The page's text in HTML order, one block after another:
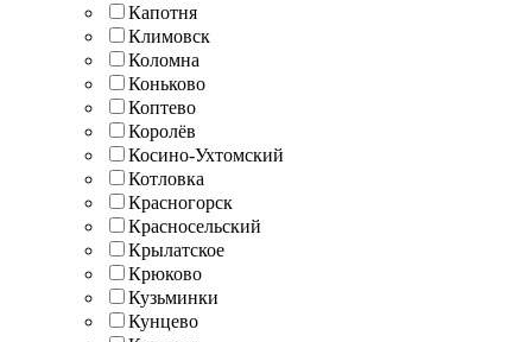
Капотня
Климовск
Коломна
Коньково
Коптево
Королёв
Косино-Ухтомский
Котловка
Красногорск
Красносельский
Крылатское
Крюково
Кузьминки
Кунцево